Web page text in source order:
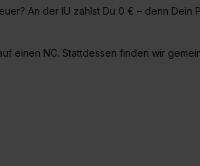
An der IU zahlst Du 0 € – denn Dein
einen NC. Stattdessen finden wir